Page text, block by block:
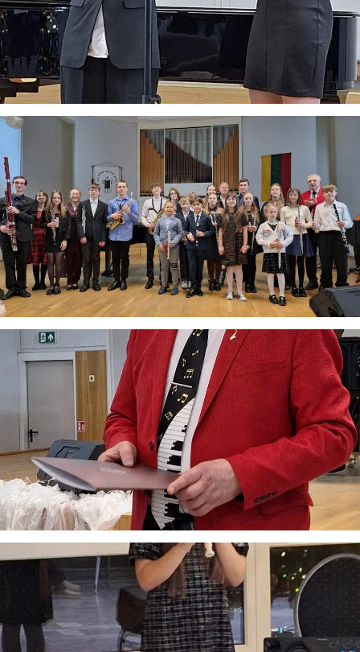
suteikia man galimybę ne tik analizuoti Jūsų klausimą, bet
dar tobulai atsimenu visą šioje svetainėje pateiktą
informaciją. Jei visgi man pritrūks išmanumo - pateiksiu
Jums reikiamus kontaktus, kur galėsite pasiklausti
atsakingo specialisto.
Taigi... kuo galėčiau Jums padėti?